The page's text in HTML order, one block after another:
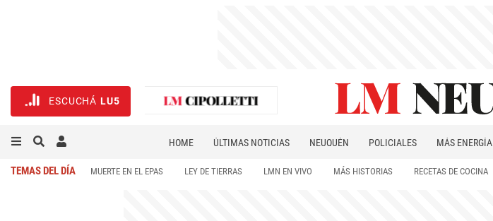
ESCUCHÁ LU5
HOME ÚLTIMAS NOTICIAS NEUQUÉN POLICIALES MÁS ENERGÍA
TEMAS DEL DÍA MUERTE EN EL EPAS LEY DE TIERRAS LMN EN VIVO MÁS HISTORIAS RECETAS DE COCINA